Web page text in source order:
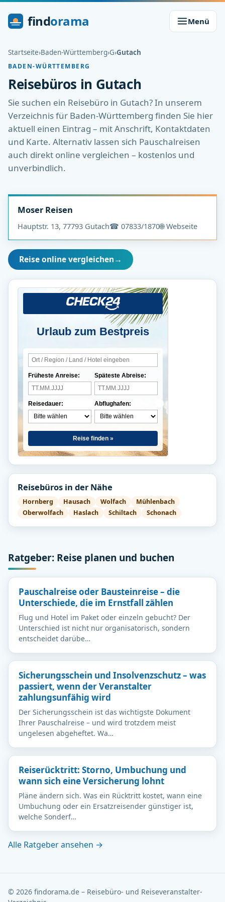
findorama Menü
Startseite›Baden-Württemberg›G›Gutach
BADEN-WÜRTTEMBERG
Reisebüros in Gutach
Sie suchen ein Reisebüro in Gutach? In unserem
Verzeichnis für Baden-Württemberg finden Sie hier
aktuell einen Eintrag – mit Anschrift, Kontaktdaten
und Karte. Alternativ lassen sich Pauschalreisen
auch direkt online vergleichen – kostenlos und
unverbindlich.
Moser Reisen
Hauptstr. 13, 77793 Gutach☎ 07833/1870🌐 Webseite
Reise online vergleichen→
Urlaub zum Bestpreis
Früheste Anreise:
Reisedauer:
Späteste Abreise:
Abflughafen:
Reise finden »
Reisebüros in der Nähe
Hornberg Hausach Wolfach
Mühlenbach
Oberwolfach
Haslach Schiltach Schonach
Ratgeber: Reise planen und buchen
Pauschalreise oder Bausteinreise – die
Unterschiede, die im Ernstfall zählen
Flug und Hotel im Paket oder einzeln gebucht? Der
Unterschied ist nicht nur organisatorisch, sondern
entscheidet darübe…
Sicherungsschein und Insolvenzschutz – was
passiert, wenn der Veranstalter
zahlungsunfähig wird
Der Sicherungsschein ist das wichtigste Dokument
Ihrer Pauschalreise – und wird trotzdem meist
ungelesen abgeheftet. Wa…
Reiserücktritt: Storno, Umbuchung und
wann sich eine Versicherung lohnt
Pläne ändern sich. Was ein Rücktritt kostet, wann eine
Umbuchung oder ein Ersatzreisender günstiger ist,
welche Sonderf…
Alle Ratgeber ansehen →
© 2026 findorama.de – Reisebüro- und Reiseveranstalter-